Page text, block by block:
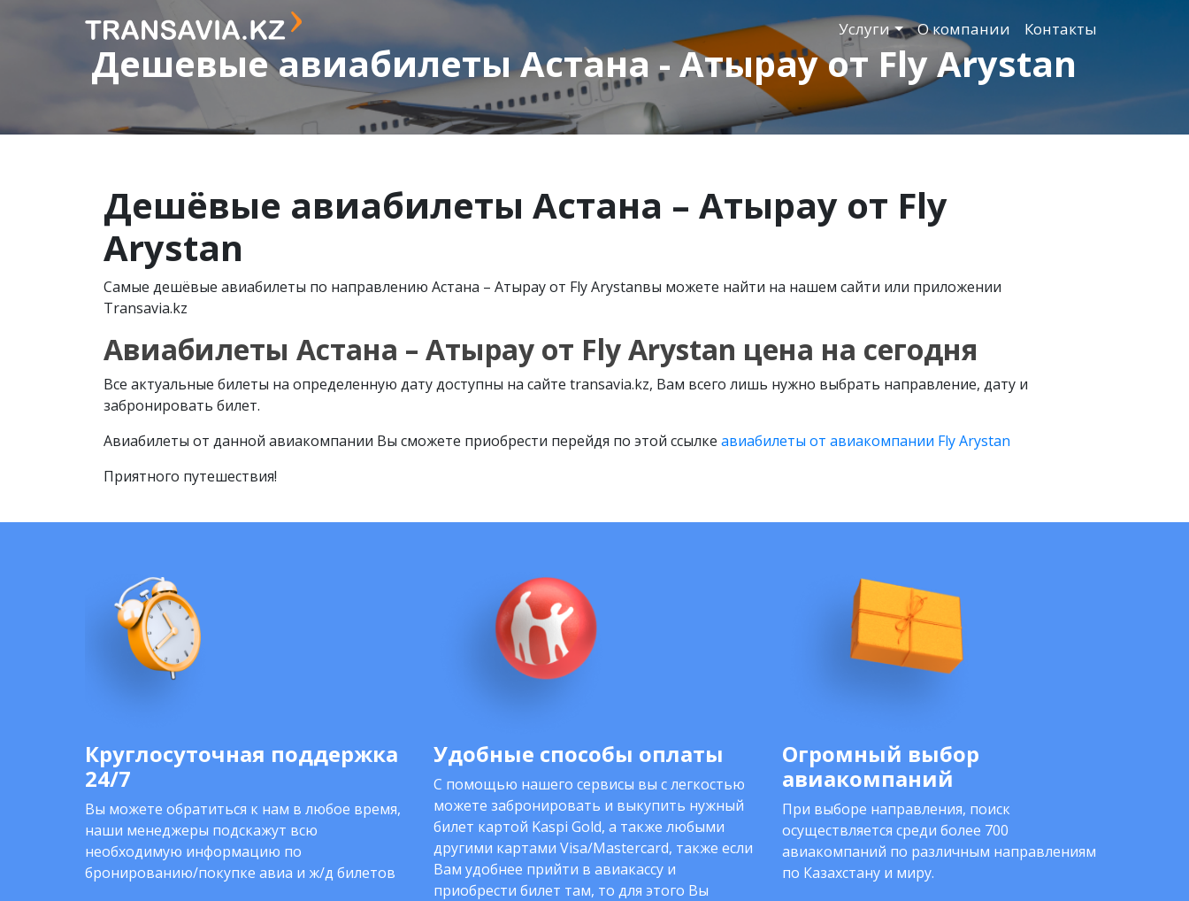
Услуги О компании Контакты
Дешевые авиабилеты Астана - Атырау от Fly Arystan
Дешёвые авиабилеты Астана – Атырау от Fly
Arystan
Самые дешёвые авиабилеты по направлению Астана – Атырау от Fly Arystanвы можете найти на нашем сайти или приложении
Transavia.kz
Авиабилеты Астана – Атырау от Fly Arystan цена на сегодня
Все актуальные билеты на определенную дату доступны на сайте transavia.kz, Вам всего лишь нужно выбрать направление, дату и
забронировать билет.
Авиабилеты от данной авиакомпании Вы сможете приобрести перейдя по этой ссылке авиабилеты от авиакомпании Fly Arystan
Приятного путешествия!
Круглосуточная поддержка
24/7
Вы можете обратиться к нам в любое время,
наши менеджеры подскажут всю
необходимую информацию по
бронированию/покупке авиа и ж/д билетов
Удобные способы оплаты
С помощью нашего сервисы вы с легкостью
можете забронировать и выкупить нужный
билет картой Kaspi Gold, а также любыми
другими картами Visa/Mastercard, также если
Вам удобнее прийти в авиакассу и
приобрести билет там, то для этого Вы
Огромный выбор
авиакомпаний
При выборе направления, поиск
осуществляется среди более 700
авиакомпаний по различным направлениям
по Казахстану и миру.